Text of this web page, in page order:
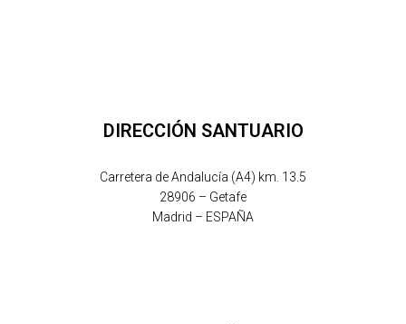
DIRECCIÓN SANTUARIO
Carretera de Andalucía (A4) km. 13.5
28906 – Getafe
Madrid – ESPAÑA